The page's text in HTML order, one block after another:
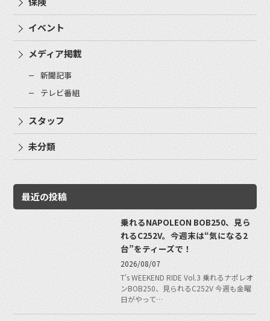
イベント
メディア掲載
新聞記事
テレビ番組
スタッフ
未分類
最近の投稿
乗れるNAPOLEON BOB250、見ら
れるC252V。今週末は“気になる2
台”をティーズで！
2026/08/07
T's WEEKEND RIDE Vol.3 乗れるナポレオ
ンBOB250、見られるC252V 今週も金曜
日がやって…